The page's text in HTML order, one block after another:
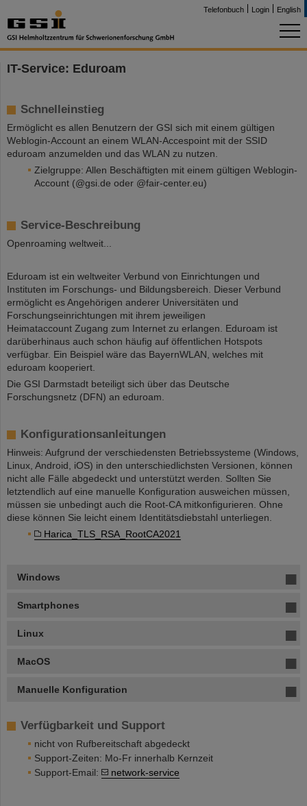
Telefonbuch Login English
IT-Service: Eduroam
Schnelleinstieg
Ermöglicht es allen Benutzern der GSI sich mit einem gültigen
Weblogin-Account an einem WLAN-Accespoint mit der SSID
eduroam anzumelden und das WLAN zu nutzen.
Zielgruppe: Allen Beschäftigten mit einem gültigen Weblogin-
Account (@gsi.de oder @fair-center.eu)
Service-Beschreibung
Openroaming weltweit...
Eduroam ist ein weltweiter Verbund von Einrichtungen und
Instituten im Forschungs- und Bildungsbereich. Dieser Verbund
ermöglicht es Angehörigen anderer Universitäten und
Forschungseinrichtungen mit ihrem jeweiligen
Heimataccount Zugang zum Internet zu erlangen. Eduroam ist
darüberhinaus auch schon häufig auf öffentlichen Hotspots
verfügbar. Ein Beispiel wäre das BayernWLAN, welches mit
eduroam kooperiert.
Die GSI Darmstadt beteiligt sich über das Deutsche
Forschungsnetz (DFN) an eduroam.
Konfigurationsanleitungen
Hinweis: Aufgrund der verschiedensten Betriebssysteme (Windows,
Linux, Android, iOS) in den unterschiedlichsten Versionen, können
nicht alle Fälle abgedeckt und unterstützt werden. Sollten Sie
letztendlich auf eine manuelle Konfiguration ausweichen müssen,
müssen sie unbedingt auch die Root-CA mitkonfigurieren. Ohne
diese können Sie leicht einem Identitätsdiebstahl unterliegen.
Harica_TLS_RSA_RootCA2021
Windows
Smartphones
Linux
MacOS
Manuelle Konfiguration
Verfügbarkeit und Support
nicht von Rufbereitschaft abgedeckt
Support-Zeiten: Mo-Fr innerhalb Kernzeit
Support-Email:
network-service